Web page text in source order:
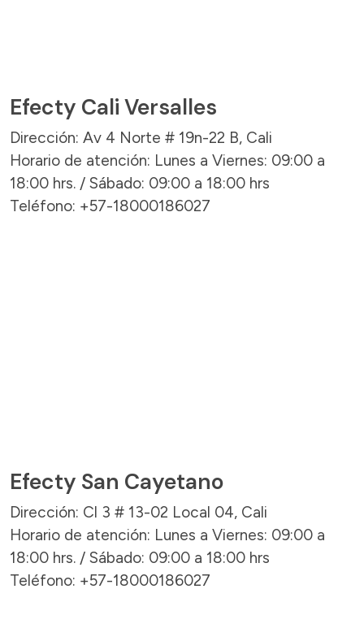
Efecty Cali Versalles
Dirección: Av 4 Norte # 19n-22 B, Cali
Horario de atención: Lunes a Viernes: 09:00 a
18:00 hrs. / Sábado: 09:00 a 18:00 hrs
Teléfono: +57-18000186027
Efecty San Cayetano
Dirección: Cl 3 # 13-02 Local 04, Cali
Horario de atención: Lunes a Viernes: 09:00 a
18:00 hrs. / Sábado: 09:00 a 18:00 hrs
Teléfono: +57-18000186027